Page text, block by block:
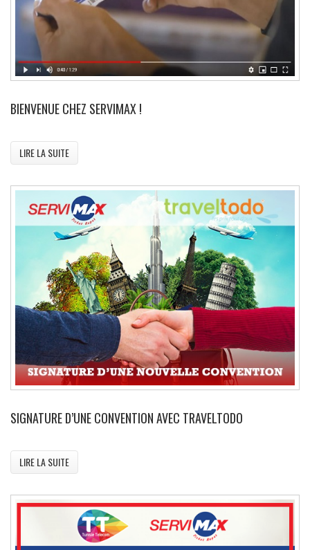
BIENVENUE CHEZ SERVIMAX !
LIRE LA SUITE
SIGNATURE D’UNE CONVENTION AVEC TRAVELTODO
LIRE LA SUITE